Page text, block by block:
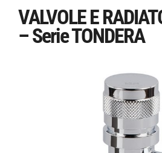
VALVOLE E
– Serie TONDERA